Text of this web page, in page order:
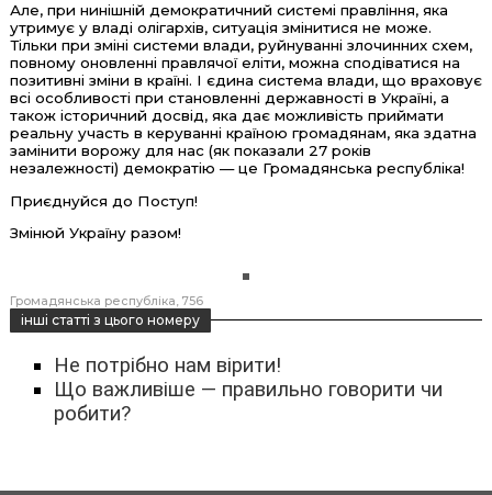
Але, при нинішній демократичний системі правління, яка
утримує у владі олігархів, ситуація змінитися не може.
Тільки при зміні системи влади, руйнуванні злочинних схем,
повному оновленні правлячої еліти, можна сподіватися на
позитивні зміни в країні. І єдина система влади, що враховує
всі особливості при становленні державності в Україні, а
також історичний досвід, яка дає можливість приймати
реальну участь в керуванні країною громадянам, яка здатна
замінити ворожу для нас (як показали 27 років
незалежності) демократію — це Громадянська республіка!
Приєднуйся до Поступ!
Змінюй Україну разом!
Громадянська республіка 756
інші статті з цього номеру
Не потрібно нам вірити!
Що важливіше — правильно говорити чи
робити?